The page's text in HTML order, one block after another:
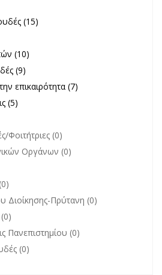
Σπουδές filter
(15)
filter
(10)
filter
(9)
στην επικαιρότητα filter
επικαιρότητα (7)
filter
(5)
Φοιτήτριες (0)
Οργάνων (0)
Διοίκησης-Πρύτανη (0)
Πανεπιστημίου (0)
(0)